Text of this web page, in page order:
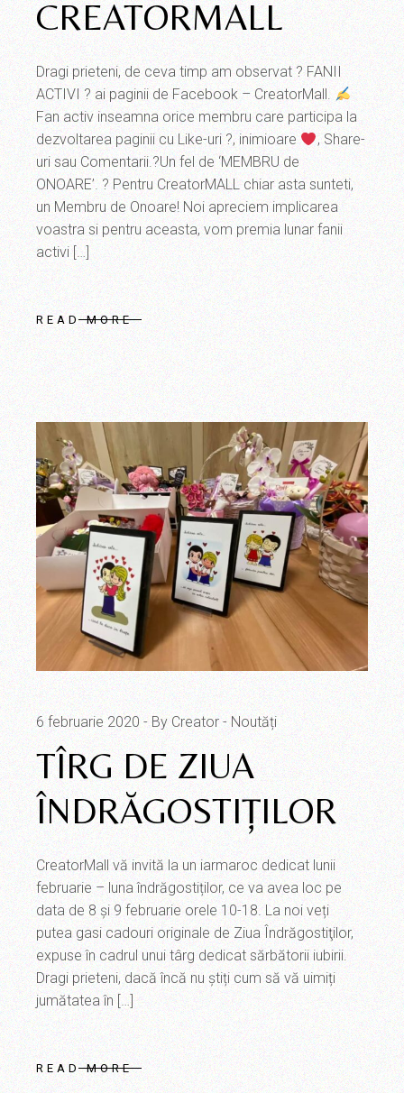
CREATORMALL
Dragi prieteni, de ceva timp am observat ? FANII
ACTIVI ? ai paginii de Facebook – CreatorMall.
Fan activ inseamna orice membru care participa la
dezvoltarea paginii cu Like-uri ?, inimioare
, Share-
uri sau Comentarii.?Un fel de ‘MEMBRU de
ONOARE’. ? Pentru CreatorMALL chiar asta sunteti,
un Membru de Onoare! Noi apreciem implicarea
voastra si pentru aceasta, vom premia lunar fanii
activi […]
READ MORE
6 februarie 2020 By Creator Noutăți
TÎRG DE ZIUA
ÎNDRĂGOSTIȚILOR
CreatorMall vă invită la un iarmaroc dedicat lunii
februarie – luna îndrăgostiților, ce va avea loc pe
data de 8 și 9 februarie orele 10-18. La noi veți
putea gasi cadouri originale de Ziua Îndrăgostiţilor,
expuse în cadrul unui târg dedicat sărbătorii iubirii.
Dragi prieteni, dacă încă nu știți cum să vă uimiți
jumătatea în […]
READ MORE